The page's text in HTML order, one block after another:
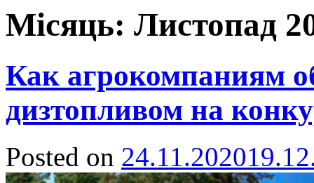
Місяць: Листопад
Как агрокомпаниям
дизтопливом на
Posted on 24.11.2020